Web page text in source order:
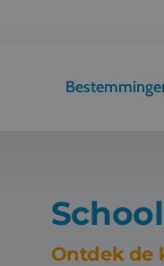
Ontdek de